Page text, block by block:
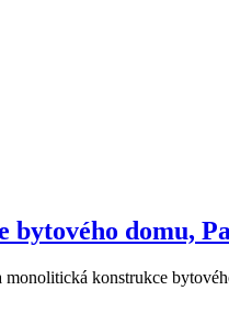
domu,
monolitická konstrukce